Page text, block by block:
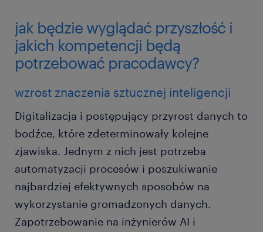
jak będzie wyglądać przyszłość i
jakich kompetencji będą
potrzebować pracodawcy?
wzrost znaczenia sztucznej inteligencji
Digitalizacja i postępujący przyrost danych to
bodźce, które zdeterminowały kolejne
zjawiska. Jednym z nich jest potrzeba
automatyzacji procesów i poszukiwanie
najbardziej efektywnych sposobów na
wykorzystanie gromadzonych danych.
Zapotrzebowanie na inżynierów AI i